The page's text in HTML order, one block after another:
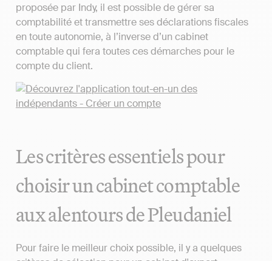
proposée par Indy, il est possible de gérer sa
comptabilité et transmettre ses déclarations fiscales
en toute autonomie, à l’inverse d’un cabinet
comptable qui fera toutes ces démarches pour le
compte du client.
Les critères essentiels pour
choisir un cabinet comptable
aux alentours de Pleudaniel
Pour faire le meilleur choix possible, il y a quelques